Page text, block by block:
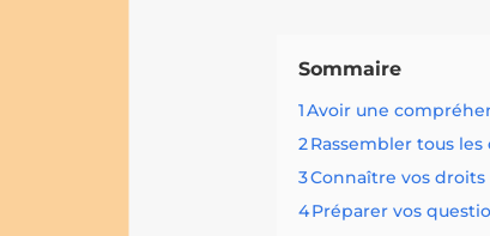
Sommaire
1Avoir une
2Rassembler tous
3Connaître vos droits
4Préparer vos